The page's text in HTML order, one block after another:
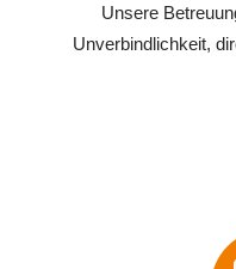
Unsere
Unverbindlichkeit,